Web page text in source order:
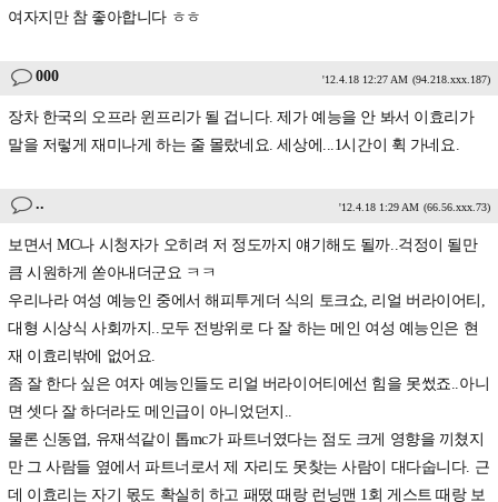
여자지만 참 좋아합니다 ㅎㅎ
000 '12.4.18 12:27 AM (94.218.xxx.187)
장차 한국의 오프라 윈프리가 될 겁니다. 제가 예능을 안 봐서 이효리가
말을 저렇게 재미나게 하는 줄 몰랐네요. 세상에...1시간이 휙 가네요.
.. '12.4.18 1:29 AM (66.56.xxx.73)
보면서 MC나 시청자가 오히려 저 정도까지 얘기해도 될까..걱정이 될만
큼 시원하게 쏟아내더군요 ㅋㅋ
우리나라 여성 예능인 중에서 해피투게더 식의 토크쇼, 리얼 버라이어티,
대형 시상식 사회까지..모두 전방위로 다 잘 하는 메인 여성 예능인은 현
재 이효리밖에 없어요.
좀 잘 한다 싶은 여자 예능인들도 리얼 버라이어티에선 힘을 못썼죠..아니
면 셋다 잘 하더라도 메인급이 아니었던지..
물론 신동엽, 유재석같이 톱mc가 파트너였다는 점도 크게 영향을 끼쳤지
만 그 사람들 옆에서 파트너로서 제 자리도 못찾는 사람이 대다숩니다. 근
데 이효리는 자기 몫도 확실히 하고 패떴 때랑 런닝맨 1회 게스트 때랑 보